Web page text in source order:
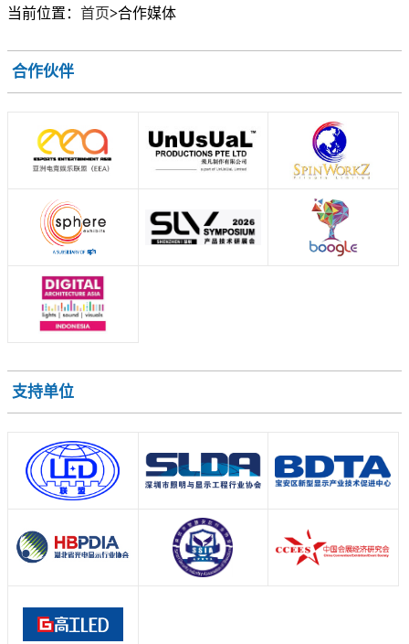
当前位置： 首页>合作媒体
合作伙伴
支持单位